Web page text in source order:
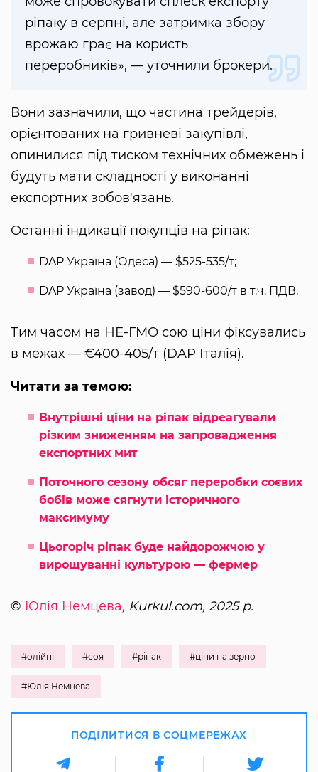
ріпаку в серпні, але затримка збору
врожаю грає на користь
переробників», — уточнили брокери.
Вони зазначили, що частина трейдерів,
орієнтованих на гривневі закупівлі,
опинилися під тиском технічних обмежень і
будуть мати складності у виконанні
експортних зобов'язань.
Останні індикації покупців на ріпак:
DAP Україна (Одеса) — $525-535/т;
DAP Україна (завод) — $590-600/т в т.ч. ПДВ.
Тим часом на НЕ-ГМО сою ціни фіксувались
в межах — €400-405/т (DAP Італія).
Читати за темою:
Внутрішні ціни на ріпак відреагували
різким зниженням на запровадження
експортних мит
Поточного сезону обсяг переробки соєвих
бобів може сягнути історичного
максимуму
Цьогоріч ріпак буде найдорожчою у
вирощуванні культурою — фермер
© Юлія Немцева, Kurkul.com, 2025 р.
#олійні #соя #ріпак #ціни на зерно
#Юлія Немцева
ПОДІЛИТИСЯ В СОЦМЕРЕЖАХ